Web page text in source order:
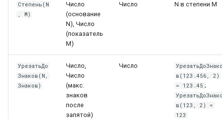
Степень(N
, M)
Число
(основание
N), Число
(показатель
M)
Число N в степени M
УрезатьДо
Знаков(N,
Знаков)
Число,
Число
(макс.
знаков
после
запятой)
Число
в(123.456, 2)
= 123.45 ;
в(123, 2) =
123